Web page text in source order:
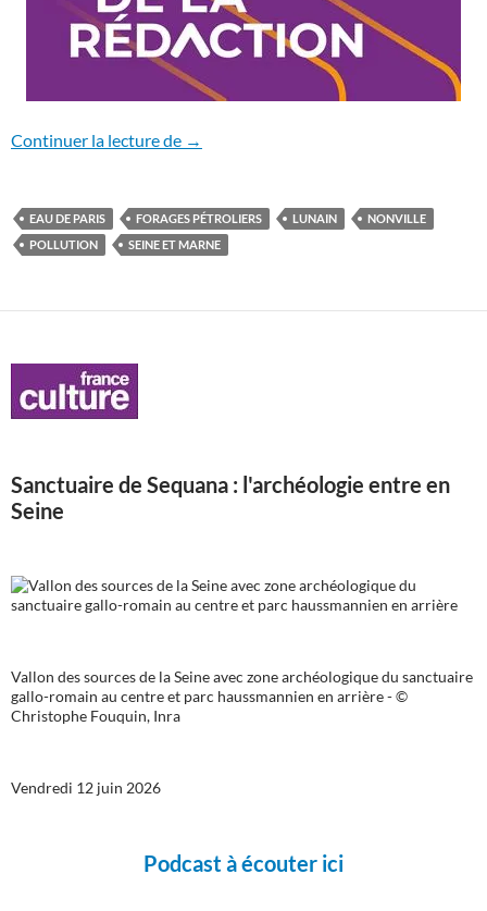
Continuer la lecture de Nonville en lutte contre de nouveaux
→
EAU DE PARIS FORAGES PÉTROLIERS LUNAIN
NONVILLE
POLLUTION
SEINE ET MARNE
Sanctuaire de Sequana : l'archéologie entre en
Seine
Vallon des sources de la Seine avec zone archéologique du sanctuaire
gallo-romain au centre et parc haussmannien en arrière - ©
Christophe Fouquin, Inra
Vendredi 12 juin 2026
Podcast à écouter ici